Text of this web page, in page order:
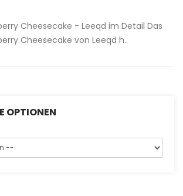
Cheesecake - Leeqd im Detail Das
Cheesecake von Leeqd h..
OPTIONEN